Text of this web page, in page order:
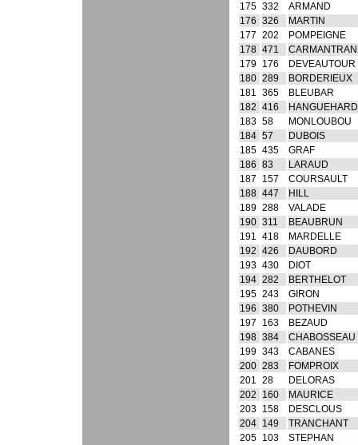
175 332
ARMAND
176 326
MARTIN
177 202
POMPEIGNE
178 471
179 176
DEVEAUTOUR
180 289
BORDERIEUX
181 365
BLEUBAR
182 416
HANGUEHARD
183 58
MONLOUBOU
184 57
DUBOIS
185 435
GRAF
186 83
LARAUD
187
157
COURSAULT
188 447
HILL
189 288
VALADE
190 311
BEAUBRUN
191 418
MARDELLE
192 426
DAUBORD
193 430
DIOT
194 282
BERTHELOT
195 243
GIRON
196 380
POTHEVIN
197
163
BEZAUD
198 384
CHABOSSEAU
199 343
CABANES
200 283
FOMPROIX
201 28
DELORAS
202
160
MAURICE
203 158
DESCLOUS
204 149
TRANCHANT
205 103
STEPHAN